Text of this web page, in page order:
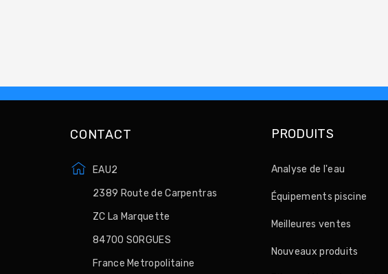
CONTACT
EAU2
2389 Route de Carpentras
ZC La Marquette
84700 SORGUES
France Metropolitaine
PRODUITS
Analyse de l'eau
Équipements piscine
Meilleures ventes
Nouveaux produits